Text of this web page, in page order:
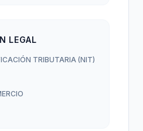
LEGAL
TRIBUTARIA (NIT)